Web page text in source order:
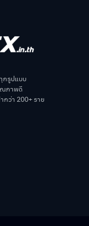
กรูปแบบ
ณภาพดี
กว่า 200+ ราย